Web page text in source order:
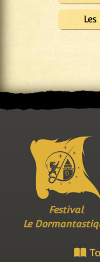
Festival
Le